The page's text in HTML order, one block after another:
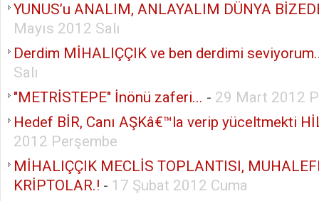
YUNUS’u ANALIM, ANLAYALIM DÜNYA
Mayıs 2012 Salı
Derdim MİHALIÇÇIK ve ben derdimi
Salı
"METRİSTEPE" İnönü zaferi... - 29 Mart 2012
Hedef BİR, Canı AŞKâ€™la verip yüceltmekti
2012 Perşembe
MİHALIÇÇIK MECLİS TOPLANTISI,
KRİPTOLAR.! - 17 Şubat 2012 Cuma